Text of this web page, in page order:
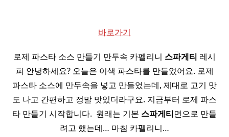
바로가기
로제 파스타 소스 만들기 만두속 카펠리니 스파게티 레시
피 안녕하세요? 오늘은 이색 파스타를 만들었어요. 로제
파스타 소스에 만두속을 넣고 만들었는데, 제대로 고기 맛
도 나고 간편하고 정말 맛있더라구요. 지금부터 로제 파스
타 만들기 시작합니다. ​ 원래는 기본 스파게티면으로 만들
려고 했는데… 마침 카펠리니…